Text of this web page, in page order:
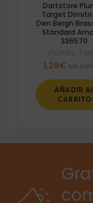
Dartstore
Target Dimitri
Den Bergh
Standard
336570
Plumas
1,29€ Iva
AÑADIR
CARRITO